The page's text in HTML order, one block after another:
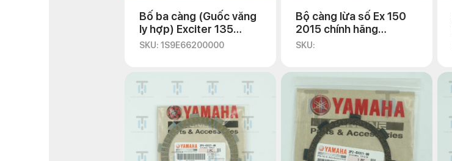
Bố ba càng (Guốc văng
ly hợp) Exciter 135
2010
SKU: 1S9E66200000
Bộ càng lừa số Ex 150
2015 chính hãng
Yamaha
SKU: